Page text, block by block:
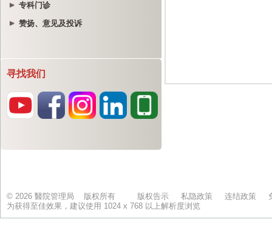
专科门诊
赞扬、意见及投诉
寻找我们
© 2026 醫院管理局 版权所有 版权告示 私隐政策 连结政策
为获得至佳效果，建议使用 1024 x 768 以上解析度浏览